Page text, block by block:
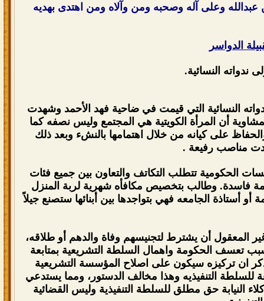
عبدالله وعلى آله وصحبه ومن وآلاه ومن اهتدى بهديه
الدواسر
ندواته النسائية.
النسائية التي قيمت في ضاحية فهد الأحمد وشهدت
أن المرأة الكويتية هي المجتمع وليس نصفه كما
على كيانه من خلال اهتمامها بالنشء وبعد ذلك
مناصب رفيعة .
الحكومية تتطلب التكاتف والتعاون بين جميع فئات
فاسدة. وطالب بتخصيص مكافأه شهرية لربة المنزل
أستاذة الجامعه فهي بتواجدها بين أبنائها ستصنع جيلاً
المعقول أن يشترط لتجنيسهم وفاة والدهم أو طلاقه،
تعسف الحكومة واهمال السلطة التشريعية بمتابعة
ان تركيزه سيكون على اصلاح المؤسسة التشريعية
للسلطة التنفيذيه وهذا مخالف الدستور، ومما يستدعي
النيابة حق مطلق للسلطة التنفيذية وليس القضائية